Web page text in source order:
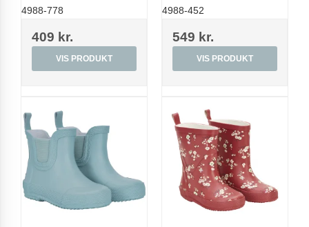
4988-778
409 kr.
VIS PRODUKT
4988-452
549 kr.
VIS PRODUKT